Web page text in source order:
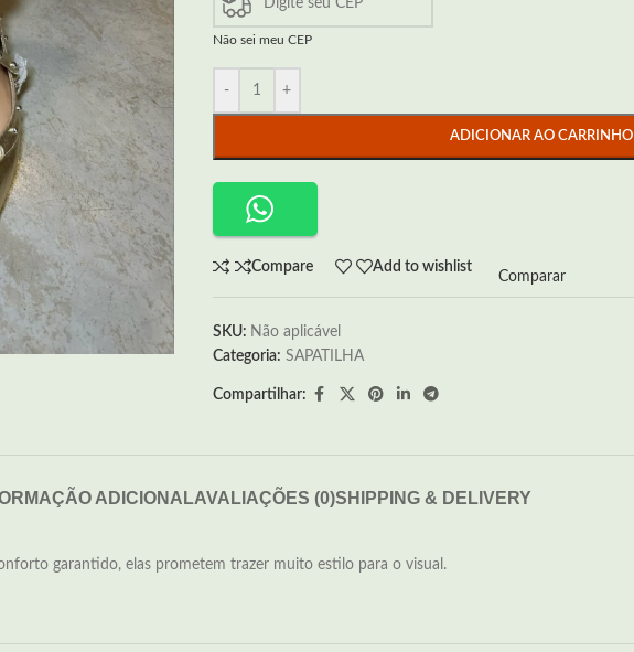
Não sei meu CEP
- +
ADICIONAR AO CARRINHO
Compare Add to wishlist
Comparar
SKU: Não aplicável
Categoria: SAPATILHA
Compartilhar:
ADICIONALAVALIAÇÕES (0)SHIPPING & DELIVERY
garantido, elas prometem trazer muito estilo para o visual.